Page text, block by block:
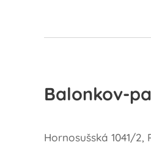
Balonkov-
Hornosušská 1041/2,